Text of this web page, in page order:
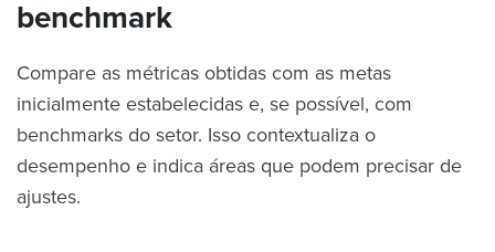
benchmark
Compare as métricas obtidas com as metas
inicialmente estabelecidas e, se possível, com
benchmarks do setor. Isso contextualiza o
desempenho e indica áreas que podem precisar de
ajustes.